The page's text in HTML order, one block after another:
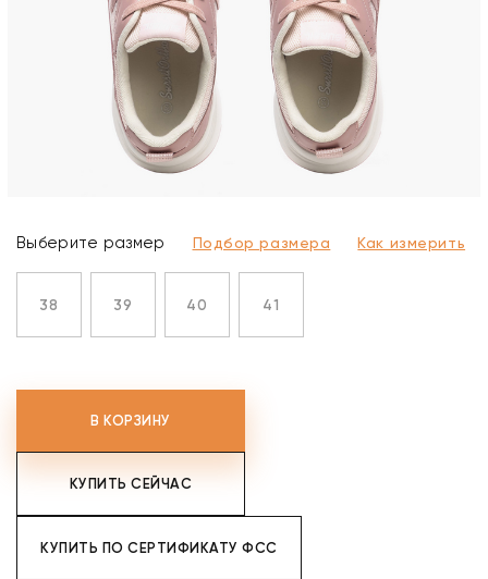
Выберите размер Подбор размера Как измерить
38 39 40 41
В КОРЗИНУ
КУПИТЬ СЕЙЧАС
КУПИТЬ ПО СЕРТИФИКАТУ ФСС